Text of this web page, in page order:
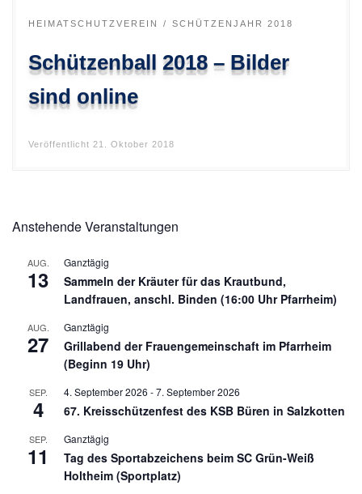
HEIMATSCHUTZVEREIN SCHÜTZENJAHR 2018
Schützenball 2018 – Bilder
sind online
Veröffentlicht 21. Oktober 2018
Anstehende Veranstaltungen
AUG.
13
Ganztägig
Sammeln der Kräuter für das Krautbund,
Landfrauen, anschl. Binden (16:00 Uhr Pfarrheim)
AUG.
27
Ganztägig
Grillabend der Frauengemeinschaft im Pfarrheim
(Beginn 19 Uhr)
SEP.
4
4. September 2026 -7. September 2026
67. Kreisschützenfest des KSB Büren in Salzkotten
SEP.
11
Ganztägig
Tag des Sportabzeichens beim SC Grün-Weiß
Holtheim (Sportplatz)